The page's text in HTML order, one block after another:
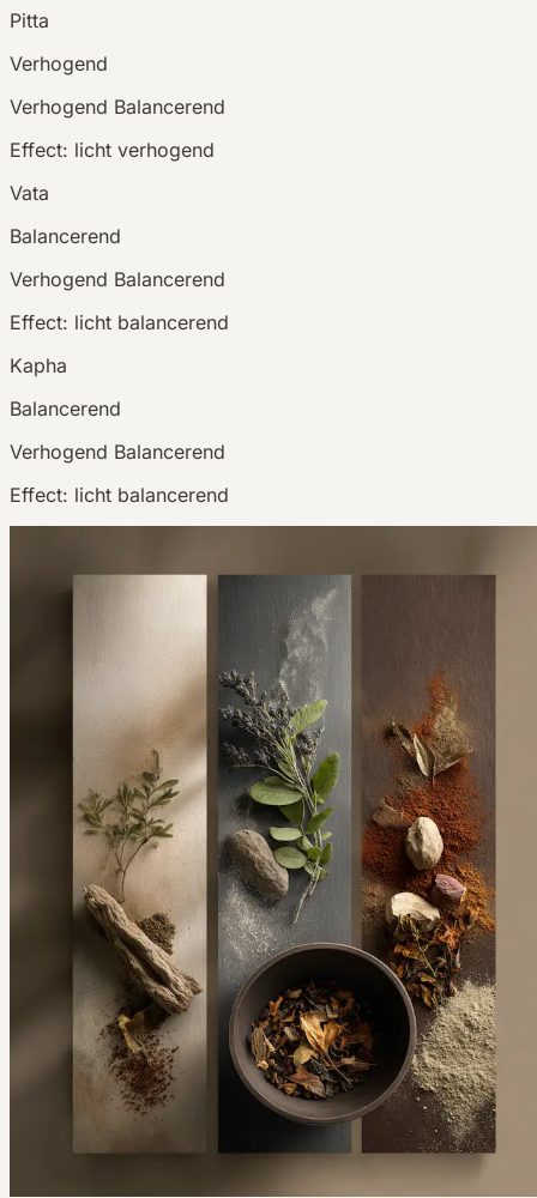
Pitta
Verhogend
Verhogend Balancerend
Effect: licht verhogend
Vata
Balancerend
Verhogend Balancerend
Effect: licht balancerend
Kapha
Balancerend
Verhogend Balancerend
Effect: licht balancerend